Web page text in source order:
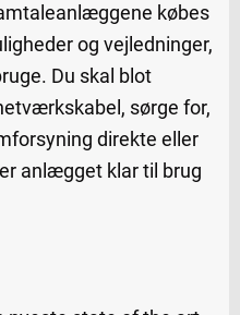
købes
og vejledninger,
Du skal blot
sørge for,
direkte eller
anlægget klar til brug